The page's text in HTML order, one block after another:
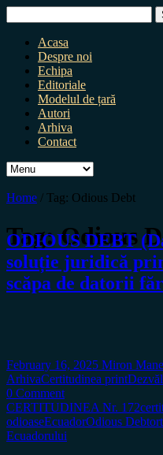
for:
Acasa
Despre noi
Echipa
Editoriale
Modelul de țară
Autori
Arhiva
Contact
Home / Tag: Odious Debt
Tag:Odious
ODIOUS DEBT
soluție juridică
scăpa de datorii
February 16, 2025 Miron
ArhivaCertitudinea print
0 Comment
CERTITUDINEA Nr. 172
odioaseEcuadorOdious Debt
Ecuadorului